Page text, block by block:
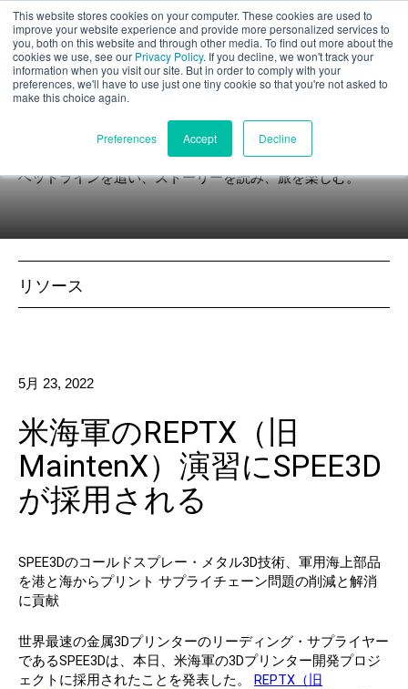
This website stores cookies on your computer. These cookies are used to
improve your website experience and provide more personalized services to
you, both on this website and through other media. To find out more about the
cookies we use, see our Privacy Policy. If you decline, we won't track your
information when you visit our site. But in order to comply with your
preferences, we'll have to use just one tiny cookie so that you're not asked to
make this choice again.
Preferences Accept Decline
パート評価
製品紹介
アプリケーション
産業
連絡先
X フェイスブックLinkedIn ユーチューブ
ニュース
ヘッドラインを追い、ストーリーを読み、旅を楽しむ。
リソース
5月 23, 2022
米海軍のREPTX（旧
MaintenX）演習にSPEE3D
が採用される
SPEE3Dのコールドスプレー・メタル3D技術、軍用海上部品
を港と海からプリント サプライチェーン問題の削減と解消
に貢献
世界最速の金属3Dプリンターのリーディング・サプライヤー
であるSPEE3Dは、本日、米海軍の3Dプリンター開発プロジ
ェクトに採用されたことを発表した。
REPTX（旧